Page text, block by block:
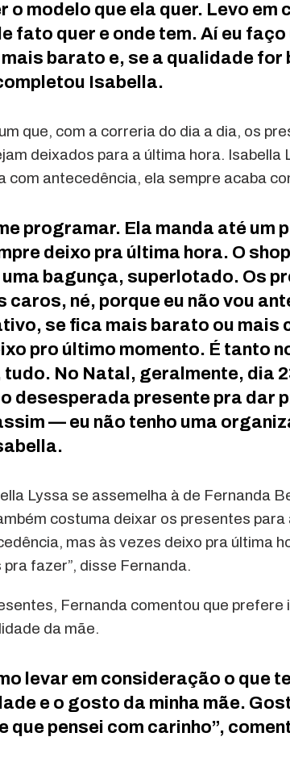
o modelo que ela quer. Levo
fato quer e onde tem. Aí eu
barato e, se a qualidade for
Isabella.
que, com a correria do dia a dia, os
deixados para a última hora. Isabella
com antecedência, ela sempre acaba
programar. Ela manda até um
deixo pra última hora. O
bagunça, superlotado. Os
caros, né, porque eu não vou
se fica mais barato ou mais
pro último momento. É tanto
No Natal, geralmente, dia
desesperada presente pra dar
— eu não tenho uma
Lyssa se assemelha à de Fernanda
costuma deixar os presentes para
mas às vezes deixo pra última
fazer”, disse Fernanda.
Fernanda comentou que prefere
da mãe.
levar em consideração o que
e o gosto da minha mãe.
que pensei com carinho”,